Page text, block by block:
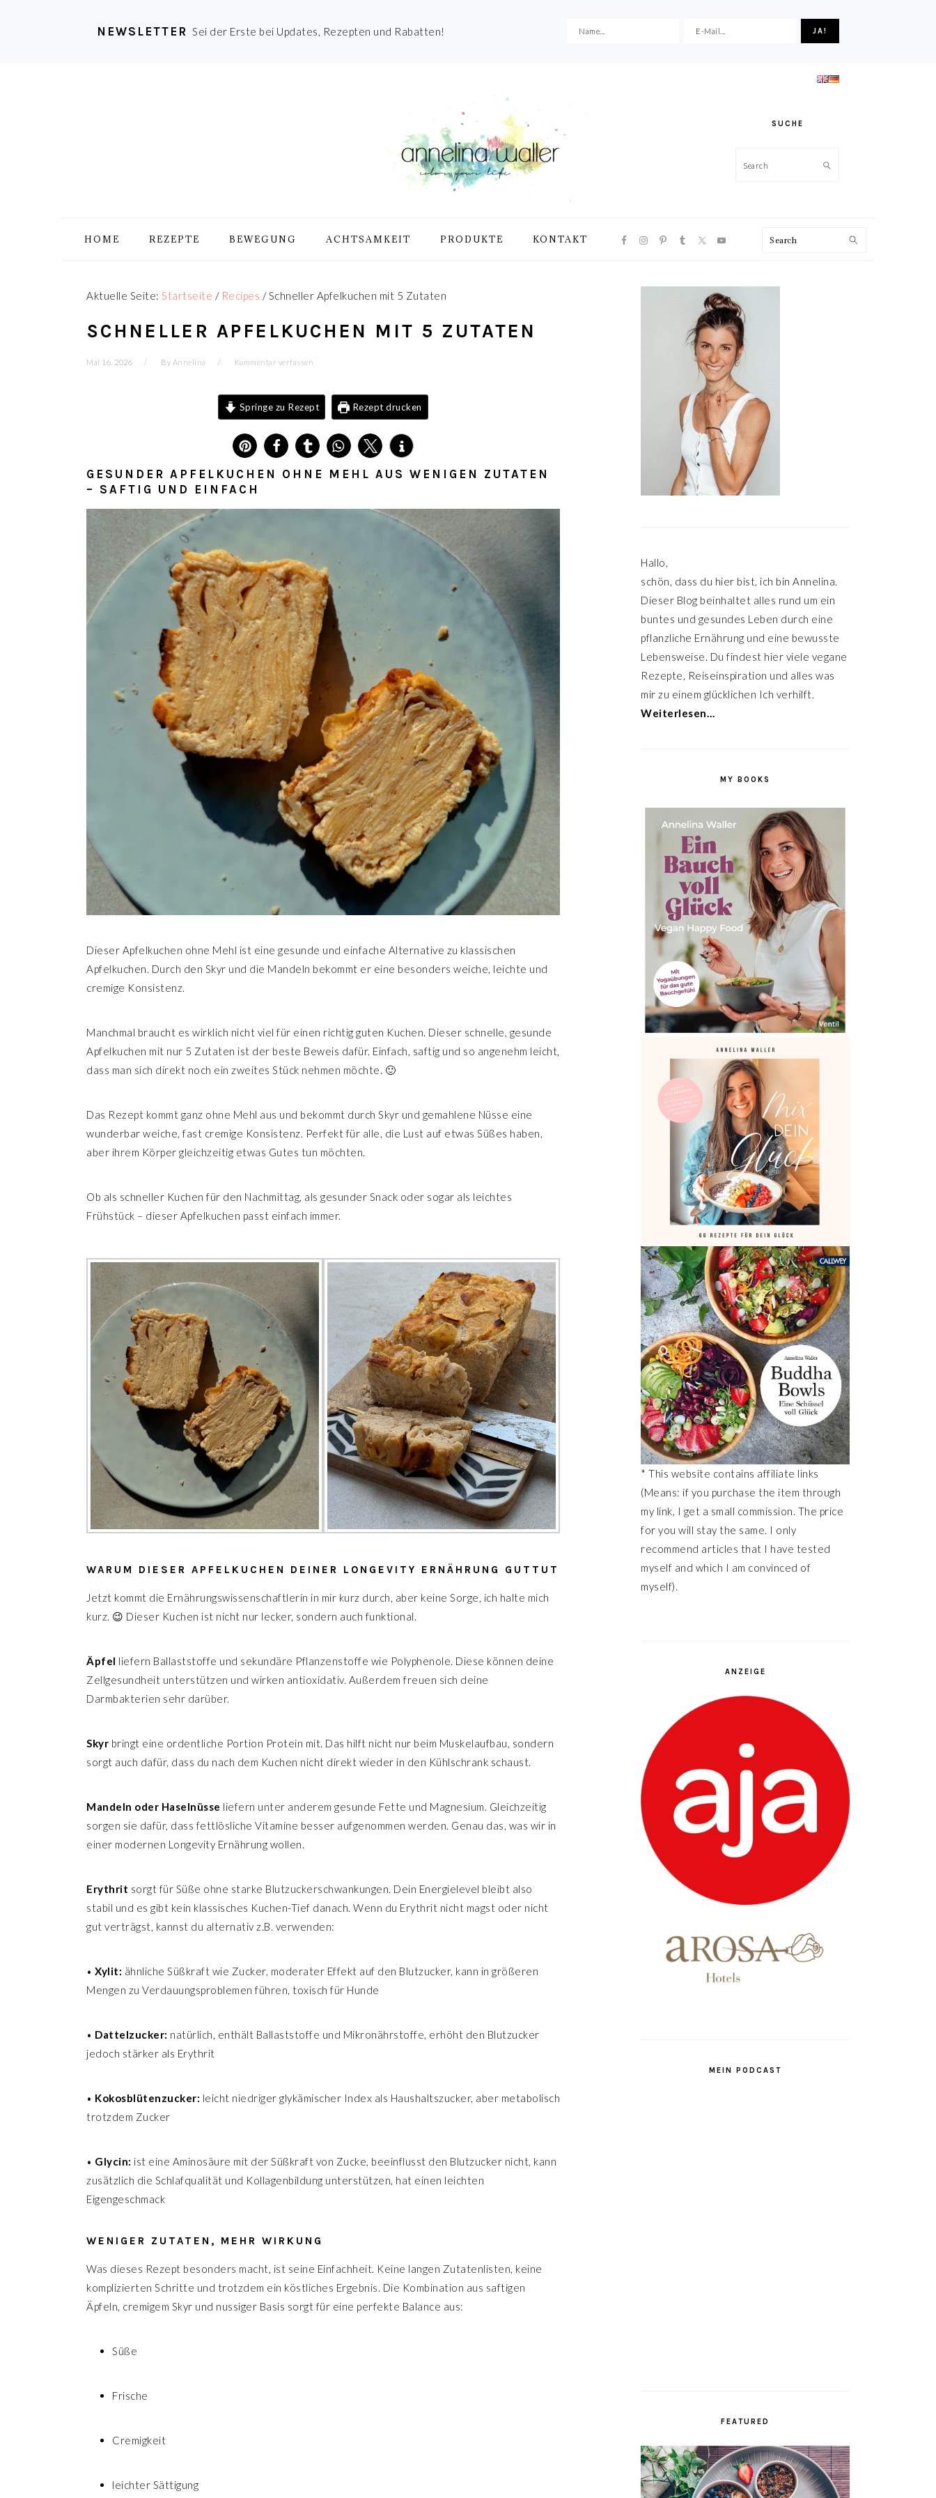
NEWSLETTER Sei der Erste bei Updates, Rezepten und Rabatten!
SUCHE
Search
HOME REZEPTE BEWEGUNG ACHTSAMKEIT PRODUKTE KONTAKT
NAVIGATION
ICONS
Search
Aktuelle Seite: Startseite / Recipes /Schneller Apfelkuchen mit 5 Zutaten
SCHNELLER APFELKUCHEN MIT 5 ZUTATEN
Mai 16, 2026 By Annelina Kommentar verfassen
Springe zu Rezept Rezept drucken
GESUNDER APFELKUCHEN OHNE MEHL AUS WENIGEN ZUTATEN
– SAFTIG UND EINFACH
Dieser Apfelkuchen ohne Mehl ist eine gesunde und einfache Alternative zu klassischen
Apfelkuchen. Durch den Skyr und die Mandeln bekommt er eine besonders weiche, leichte und
cremige Konsistenz.
Manchmal braucht es wirklich nicht viel für einen richtig guten Kuchen. Dieser schnelle, gesunde
Apfelkuchen mit nur 5 Zutaten ist der beste Beweis dafür. Einfach, saftig und so angenehm leicht,
dass man sich direkt noch ein zweites Stück nehmen möchte. 🙂
Das Rezept kommt ganz ohne Mehl aus und bekommt durch Skyr und gemahlene Nüsse eine
wunderbar weiche, fast cremige Konsistenz. Perfekt für alle, die Lust auf etwas Süßes haben,
aber ihrem Körper gleichzeitig etwas Gutes tun möchten.
Ob als schneller Kuchen für den Nachmittag, als gesunder Snack oder sogar als leichtes
Frühstück – dieser Apfelkuchen passt einfach immer.
WARUM DIESER APFELKUCHEN DEINER LONGEVITY ERNÄHRUNG GUTTUT
Jetzt kommt die Ernährungswissenschaftlerin in mir kurz durch, aber keine Sorge, ich halte mich
kurz. 😉 Dieser Kuchen ist nicht nur lecker, sondern auch funktional.
Äpfel liefern Ballaststoffe und sekundäre Pflanzenstoffe wie Polyphenole. Diese können deine
Zellgesundheit unterstützen und wirken antioxidativ. Außerdem freuen sich deine
Darmbakterien sehr darüber.
Skyr bringt eine ordentliche Portion Protein mit. Das hilft nicht nur beim Muskelaufbau, sondern
sorgt auch dafür, dass du nach dem Kuchen nicht direkt wieder in den Kühlschrank schaust.
Mandeln oder Haselnüsse liefern unter anderem gesunde Fette und Magnesium. Gleichzeitig
sorgen sie dafür, dass fettlösliche Vitamine besser aufgenommen werden. Genau das, was wir in
einer modernen Longevity Ernährung wollen.
Erythrit sorgt für Süße ohne starke Blutzuckerschwankungen. Dein Energielevel bleibt also
stabil und es gibt kein klassisches Kuchen-Tief danach. Wenn du Erythrit nicht magst oder nicht
gut verträgst, kannst du alternativ z.B. verwenden:
• Xylit: ähnliche Süßkraft wie Zucker, moderater Effekt auf den Blutzucker, kann in größeren
Mengen zu Verdauungsproblemen führen, toxisch für Hunde
• Dattelzucker: natürlich, enthält Ballaststoffe und Mikronährstoffe, erhöht den Blutzucker
jedoch stärker als Erythrit
• Kokosblütenzucker: leicht niedriger glykämischer Index als Haushaltszucker, aber metabolisch
trotzdem Zucker
• Glycin: ist eine Aminosäure mit der Süßkraft von Zucke, beeinflusst den Blutzucker nicht, kann
zusätzlich die Schlafqualität und Kollagenbildung unterstützen, hat einen leichten
Eigengeschmack
WENIGER ZUTATEN, MEHR WIRKUNG
Was dieses Rezept besonders macht, ist seine Einfachheit. Keine langen Zutatenlisten, keine
komplizierten Schritte und trotzdem ein köstliches Ergebnis. Die Kombination aus saftigen
Äpfeln, cremigem Skyr und nussiger Basis sorgt für eine perfekte Balance aus:
Süße
Frische
Cremigkeit
leichter Sättigung
SIDEBAR
Hallo,
schön, dass du hier bist, ich bin Annelina.
Dieser Blog beinhaltet alles rund um ein
buntes und gesundes Leben durch eine
pflanzliche Ernährung und eine bewusste
Lebensweise. Du findest hier viele vegane
Rezepte, Reiseinspiration und alles was
mir zu einem glücklichen Ich verhilft.
Weiterlesen…
MY BOOKS
* This website contains affiliate links
(Means: if you purchase the item through
my link, I get a small commission. The price
for you will stay the same. I only
recommend articles that I have tested
myself and which I am convinced of
myself).
ANZEIGE
MEIN PODCAST
FEATURED